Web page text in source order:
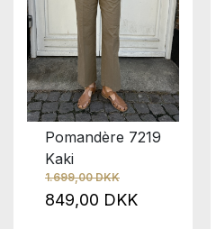
Pomandère 7219
Kaki
1.699,00 DKK
849,00 DKK